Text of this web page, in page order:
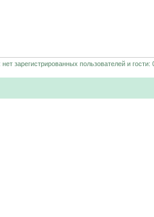
зарегистрированных пользователей и гости: